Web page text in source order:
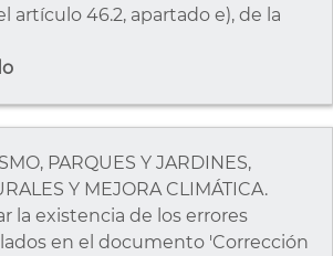
artículo 46.2, apartado e), de la
PARQUES Y JARDINES,
Y MEJORA CLIMÁTICA.
la existencia de los errores
en el documento 'Corrección